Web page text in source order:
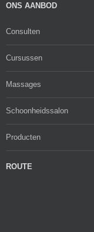
ONS AANBOD
Consulten
Cursussen
Massages
Schoonheidssalon
Producten
ROUTE